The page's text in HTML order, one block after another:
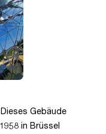
Gebäude
in Brüssel